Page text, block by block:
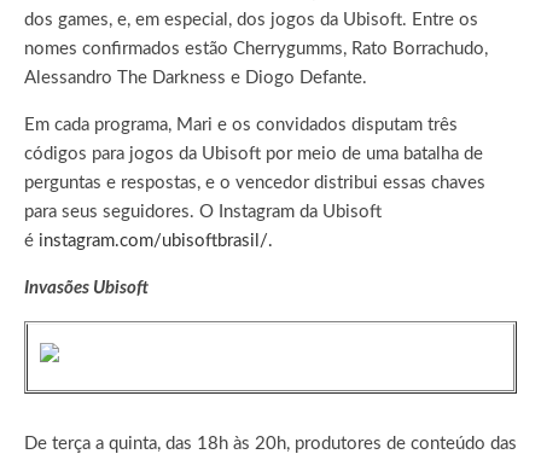
dos games, e, em especial, dos jogos da Ubisoft. Entre os
nomes confirmados estão Cherrygumms, Rato Borrachudo,
Alessandro The Darkness e Diogo Defante.
Em cada programa, Mari e os convidados disputam três
códigos para jogos da Ubisoft por meio de uma batalha de
perguntas e respostas, e o vencedor distribui essas chaves
para seus seguidores. O Instagram da Ubisoft
é instagram.com/ubisoftbrasil/.
Invasões Ubisoft
De terça a quinta, das 18h às 20h, produtores de conteúdo das